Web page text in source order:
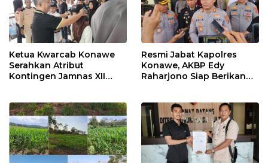
Ketua Kwarcab Konawe
Serahkan Atribut
Kontingen Jamnas XII
Resmi Jabat Kapolres
Konawe, AKBP Edy
Raharjono Siap Berikan